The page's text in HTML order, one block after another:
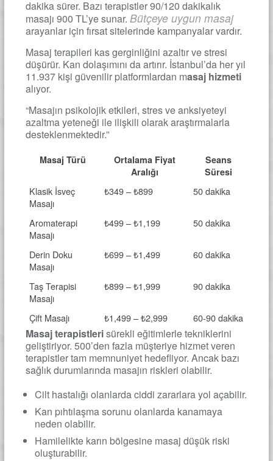
dakika sürer. Bazı terapistler 90/120 dakikalık
masajı 900 TL’ye sunar. Bütçeye uygun masaj
arayanlar için fırsat sitelerinde kampanyalar vardır.
Masaj terapileri kas gerginliğini azaltır ve stresi
düşürür. Kan dolaşımını da artırır. İstanbul’da her yıl
11.937 kişi güvenilir platformlardan masaj hizmeti
alıyor.
“Masajın psikolojik etkileri, stres ve anksiyeteyi
azaltma yeteneği ile ilişkili olarak araştırmalarla
desteklenmektedir.”
Masaj Türü
Ortalama Fiyat
Aralığı
Seans
Süresi
Klasik İsveç
Masajı
₺349 – ₺899 50 dakika
Aromaterapi
Masajı
₺499 – ₺1,199 50 dakika
Derin Doku
Masajı
₺699 – ₺1,499 60 dakika
Taş Terapisi
Masajı
₺899 – ₺1,999 90 dakika
Çift Masajı ₺1,499 – ₺2,999 60-90 dakika
Masaj terapistlerisürekli eğitimlerle tekniklerini
geliştiriyor. 500’den fazla müşteriye hizmet veren
terapistler tam memnuniyet hedefliyor. Ancak bazı
sağlık durumlarında masajın riskleri olabilir.
Cilt hastalığı olanlarda ciddi zararlara yol açabilir.
Kan pıhtılaşma sorunu olanlarda kanamaya
neden olabilir.
Hamilelikte karın bölgesine masaj düşük riski
oluşturabilir.